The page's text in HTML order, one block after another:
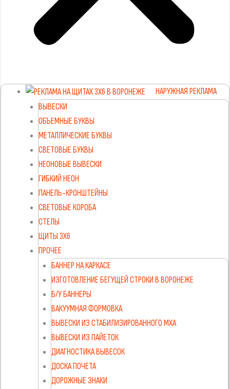
НАРУЖНАЯ РЕКЛАМА
ВЫВЕСКИ
ОБЪЕМНЫЕ БУКВЫ
МЕТАЛЛИЧЕСКИЕ БУКВЫ
СВЕТОВЫЕ БУКВЫ
НЕОНОВЫЕ ВЫВЕСКИ
ГИБКИЙ НЕОН
ПАНЕЛЬ-КРОНШТЕЙНЫ
СВЕТОВЫЕ КОРОБА
СТЕЛЫ
ЩИТЫ 3Х6
ПРОЧЕЕ
БАННЕР НА КАРКАСЕ
ИЗГОТОВЛЕНИЕ БЕГУЩЕЙ СТРОКИ В ВОРОНЕЖЕ
Б/У БАННЕРЫ
ВАКУУМНАЯ ФОРМОВКА
ВЫВЕСКИ ИЗ СТАБИЛИЗИРОВАННОГО МХА
ВЫВЕСКИ ИЗ ПАЙЕТОК
ДИАГНОСТИКА ВЫВЕСОК
ДОСКА ПОЧЕТА
ДОРОЖНЫЕ ЗНАКИ